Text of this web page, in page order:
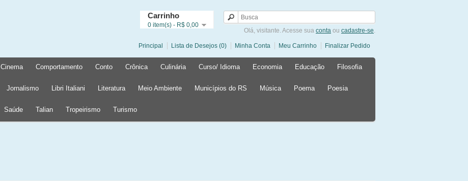
Carrinho
0 item(s) - R$ 0,00
Olá, visitante. Acesse sua conta ou cadastre-se.
Principal Lista de Desejos (0) Minha Conta Meu Carrinho Finalizar Pedido
Cinema Comportamento Conto Crônica Culinária Curso/ Idioma Economia Educação Filosofia
Jornalismo Libri Italiani Literatura Meio Ambiente Municípios do RS Música Poema Poesia
Saúde Talian Tropeirismo Turismo